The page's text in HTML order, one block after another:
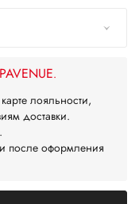
.
лояльности,
доставки.
.
после оформления